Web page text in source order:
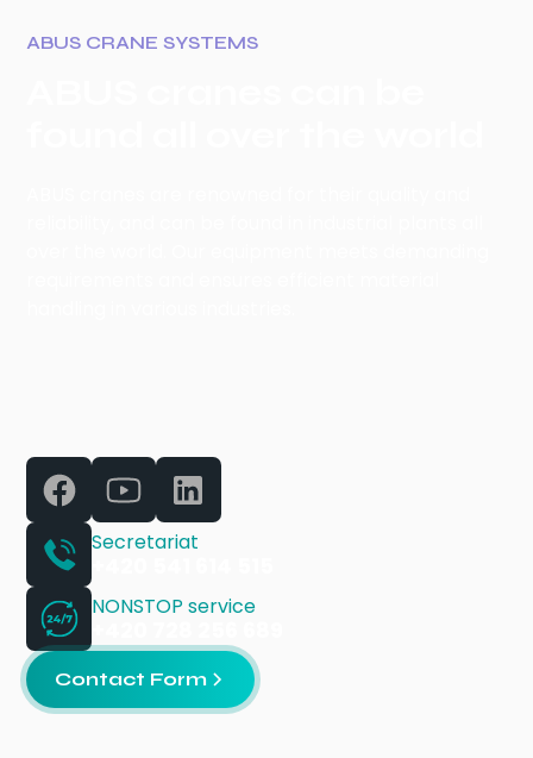
ABUS CRANE SYSTEMS
Secretariat
NONSTOP service
Contact Form